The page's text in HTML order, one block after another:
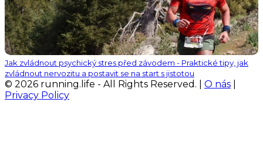
Jak zvládnout psychický stres před závodem - Praktické tipy, jak
zvládnout nervozitu a postavit se na start s jistotou
© 2026 running.life - All Rights Reserved. | O nás
Privacy Policy